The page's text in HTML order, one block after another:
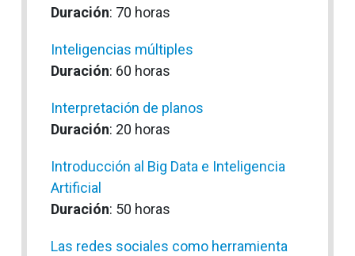
Duración: 70 horas
Inteligencias múltiples
Duración: 60 horas
Interpretación de planos
Duración: 20 horas
Introducción al Big Data e Inteligencia
Artificial
Duración: 50 horas
Las redes sociales como herramienta